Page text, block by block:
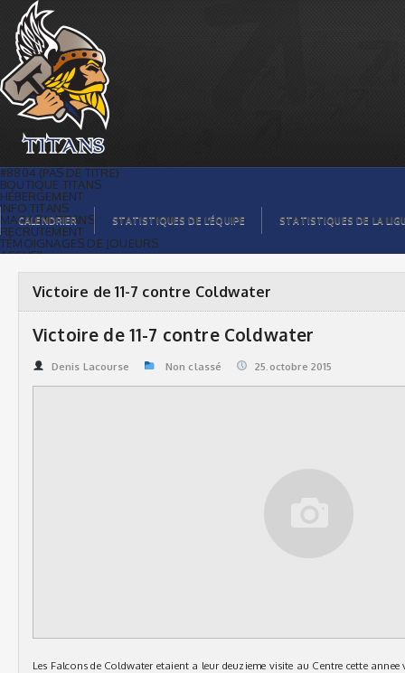
Victoire de 11-7 contre Coldwater |
Titans de témiscaming
#8804 (PAS DE TITRE)
BOUTIQUE TITANS
HÉBERGEMENT
INFO TITANS
MAGASIN TITANS
RECRUTEMENT
TÉMOIGNAGES DE JOUEURS
ACCUEIL
GALERIE PHOTOS
STATISTIQUES
ORGANISATION
CALENDRIER
COMMANDITAIRES
STATISTIQUES DE LA LIGUE
CALENDRIER STATISTIQUES DE L’ÉQUIPE STATISTIQUES DE LA
Victoire de 11-7 contre Coldwater
Victoire de 11-7 contre Coldwater
Denis Lacourse Non classé 25.octobre 2015
Les Falcons de Coldwater etaient a leur deuzieme visite au Centre cette